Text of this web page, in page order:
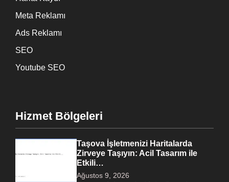
Meta Reklamı
Ads Reklamı
SEO
Youtube SEO
Hizmet Bölgeleri
Taşova İşletmenizi Haritalarda
Zirveye Taşıyın: Acil Tasarım ile
Etkili…
Ağustos 9, 2026